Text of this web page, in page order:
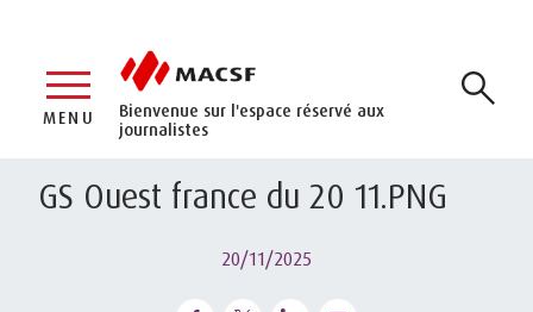
Bienvenue sur l'espace réservé aux
journalistes
MENU
GS Ouest france du 20 11.PNG
20/11/2025